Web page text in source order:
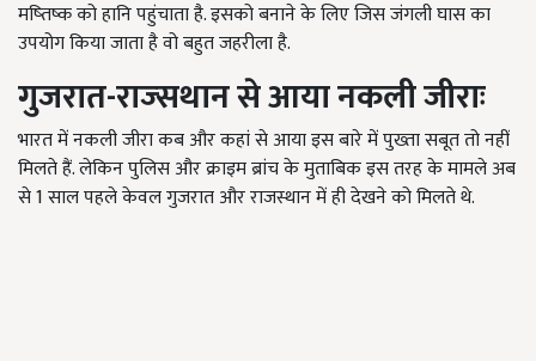
मष्तिष्क को हानि पहुंचाता है. इसको बनाने के लिए जिस जंगली घास का
उपयोग किया जाता है वो बहुत जहरीला है.
गुजरात-राज्सथान से आया नकली जीराः
भारत में नकली जीरा कब और कहां से आया इस बारे में पुख्ता सबूत तो नहीं
मिलते हैं. लेकिन पुलिस और क्राइम ब्रांच के मुताबिक इस तरह के मामले अब
से 1 साल पहले केवल गुजरात और राजस्थान में ही देखने को मिलते थे.